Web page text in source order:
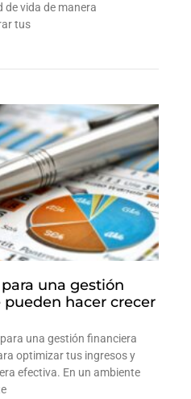
vida de manera
tus
una gestión
hacer crecer
una gestión financiera
optimizar tus ingresos y
efectiva. En un ambiente